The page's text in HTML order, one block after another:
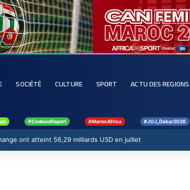
SOCIÉTÉ CULTURE SPORT ACTU DES REGIONS
#CedeaoReport #MarocAfrica #JOJ_Dakar2026
ont atteint 56,29 milliards USD en juillet